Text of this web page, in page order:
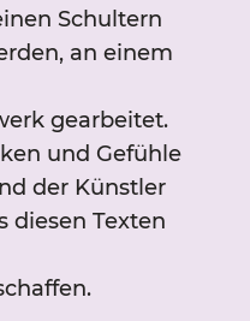
Schultern
an einem
gearbeitet.
und Gefühle
der Künstler
diesen Texten